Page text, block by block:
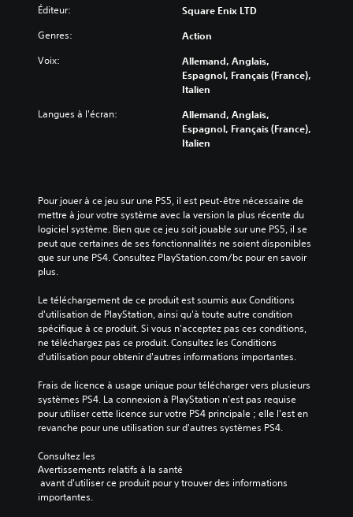
Éditeur: Square Enix LTD
Genres: Action
Voix:
Allemand, Anglais,
Espagnol, Français (France),
Italien
Langues à l'écran:
Allemand, Anglais,
Espagnol, Français (France),
Italien
Pour jouer à ce jeu sur une PS5, il est peut-être nécessaire de
mettre à jour votre système avec la version la plus récente du
logiciel système. Bien que ce jeu soit jouable sur une PS5, il se
peut que certaines de ses fonctionnalités ne soient disponibles
que sur une PS4. Consultez PlayStation.com/bc pour en savoir
plus.
Le téléchargement de ce produit est soumis aux Conditions
d'utilisation de PlayStation, ainsi qu'à toute autre condition
spécifique à ce produit. Si vous n'acceptez pas ces conditions,
ne téléchargez pas ce produit. Consultez les Conditions
d'utilisation pour obtenir d'autres informations importantes.
Frais de licence à usage unique pour télécharger vers plusieurs
systèmes PS4. La connexion à PlayStation n'est pas requise
pour utiliser cette licence sur votre PS4 principale ; elle l'est en
revanche pour une utilisation sur d'autres systèmes PS4.
Consultez les
Avertissements relatifs à la santé
importantes.